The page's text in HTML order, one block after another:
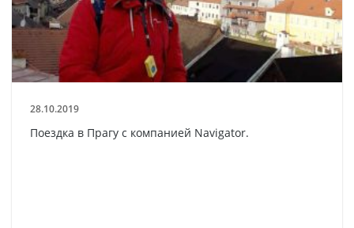
28.10.2019
Поездка в Прагу с компанией Navigator.